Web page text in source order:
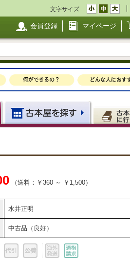
文字サイズ
会員登録 マイページ
（送料：￥360 ～ ￥1,500）
水井正明
中古品（良好）